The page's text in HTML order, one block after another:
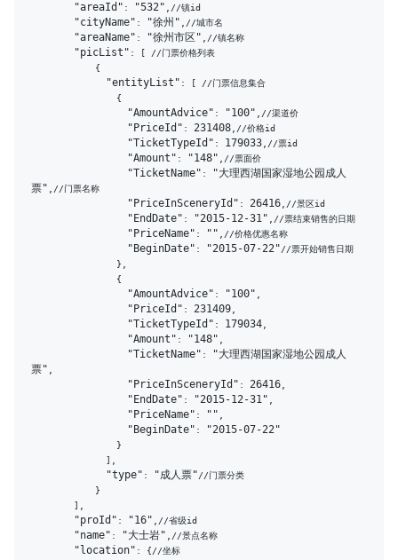
"areaId" : "532" ,//镇id
"cityName" : "徐州" ,//城市名
"areaName" : "徐州市区" ,//镇名称
"picList" : [ //门票价格列表
"entityList" : [ //门票信息集合
"AmountAdvice" : "100" ,//渠道价
"PriceId" : 231408 ,//价格id
"TicketTypeId" : 179033 ,//票id
"Amount" : "148" ,//票面价
"TicketName" :
"大理西湖国家湿地公园成人
票"
,//门票名称
"PriceInSceneryId" : 26416 ,//景区id
"EndDate" : "2015-12-31" ,//票结束销售的日期
"PriceName" : "" ,//价格优惠名称
"BeginDate" : "2015-07-22"//票开始销售日期
"AmountAdvice" : "100"
"PriceId" : 231409
"TicketTypeId" : 179034
"Amount" : "148"
"TicketName" :
"大理西湖国家湿地公园成人
票"
"PriceInSceneryId" : 26416
"EndDate" : "2015-12-31"
"PriceName" : ""
"BeginDate" : "2015-07-22"
"type" : "成人票"//门票分类
"proId" : "16" ,//省级id
"name" : "大士岩" ,//景点名称
"location" : {//坐标